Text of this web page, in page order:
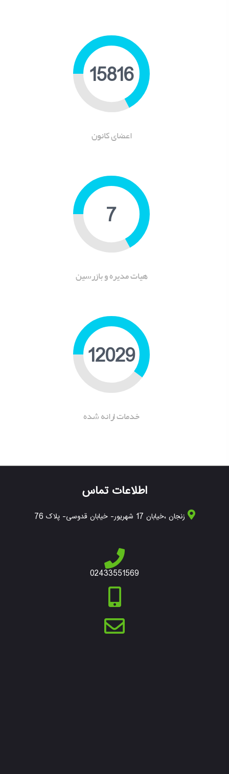
19998
اعضای کانون
9
هیات مدیره و بازرسین
16154
خدمات ارانه شده
اطلاعات تماس
زنجان ،خیابان 17 شهریور- خیابان قدوسی- پلاک 76
02433551569